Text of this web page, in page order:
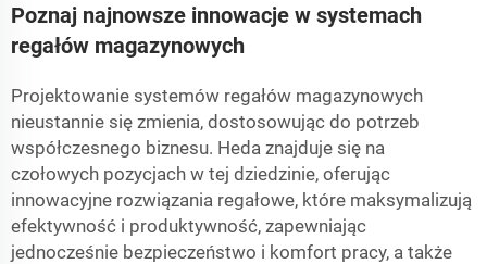
Poznaj najnowsze innowacje w systemach
regałów magazynowych
Projektowanie systemów regałów magazynowych
nieustannie się zmienia, dostosowując do potrzeb
współczesnego biznesu. Heda znajduje się na
czołowych pozycjach w tej dziedzinie, oferując
innowacyjne rozwiązania regałowe, które maksymalizują
efektywność i produktywność, zapewniając
jednocześnie bezpieczeństwo i komfort pracy, a także